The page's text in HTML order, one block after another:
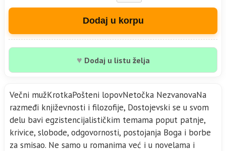
Dodaj u korpu
♥ Dodaj u listu želja
Večni mužKrotkaPošteni lopovNetočka NezvanovaNa
razmeđi književnosti i filozofije, Dostojevski se u svom
delu bavi egzistencijalističkim temama poput patnje,
krivice, slobode, odgovornosti, postojanja Boga i borbe
za smisao. Ne samo u romanima već i u novelama i